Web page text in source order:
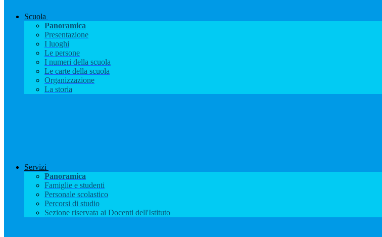
Scuola
Panoramica
Presentazione
I luoghi
Le persone
I numeri della scuola
Le carte della scuola
Organizzazione
La storia
Servizi
Panoramica
Famiglie e studenti
Personale scolastico
Percorsi di studio
Sezione riservata ai Docenti dell'Istituto